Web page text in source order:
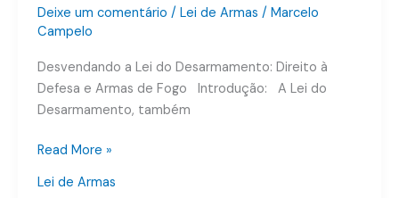
Deixe um comentário / Lei de Armas / Marcelo
Campelo
Desvendando a Lei do Desarmamento: Direito à
Defesa e Armas de Fogo Introdução: A Lei do
Desarmamento, também
Read More »
Lei de Armas